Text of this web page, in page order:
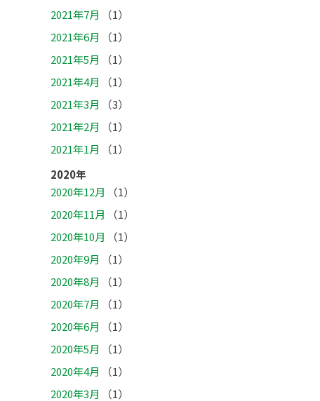
2021年7月
（1）
2021年6月
（1）
2021年5月
（1）
2021年4月
（1）
2021年3月
（3）
2021年2月
（1）
2021年1月
（1）
2020年
2020年12月
（1）
2020年11月
（1）
2020年10月
（1）
2020年9月
（1）
2020年8月
（1）
2020年7月
（1）
2020年6月
（1）
2020年5月
（1）
2020年4月
（1）
2020年3月
（1）